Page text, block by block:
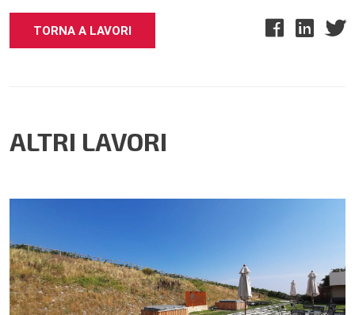
TORNA A LAVORI
ALTRI LAVORI